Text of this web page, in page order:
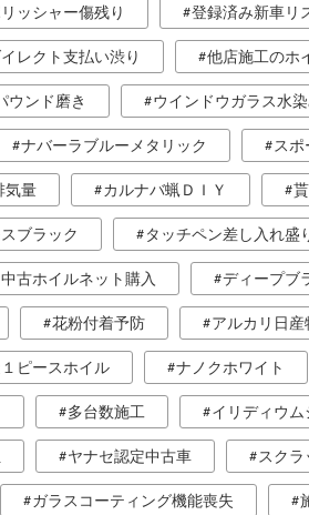
ッシャー傷残り 登録済み新車リ
レクト支払い渋り 他店施工のホ
ウンド磨き ウインドウガラス水
ナバーラブルーメタリック ス
気量 カルナバ蝋ＤＩＹ
ブラック タッチペン差し入れ盛
中古ホイルネット購入 ディープブ
花粉付着予防 アルカリ日産
ピースホイル ナノクホワイト
多台数施工 イリディウ
ヤナセ認定中古車 スクラ
ガラスコーティング機能喪失